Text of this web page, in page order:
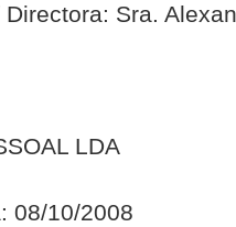
Sra.
LDA
08/10/2008